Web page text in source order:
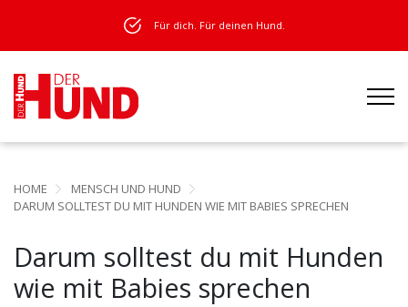
Für dich. Für deinen Hund.
HOME
MENSCH UND HUND
DARUM SOLLTEST DU MIT HUNDEN WIE MIT BABIES SPRECHEN
Darum solltest du mit Hunden
wie mit Babies sprechen